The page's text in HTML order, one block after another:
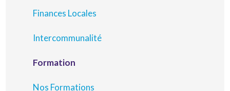
Finances Locales
Intercommunalité
Formation
Nos Formations